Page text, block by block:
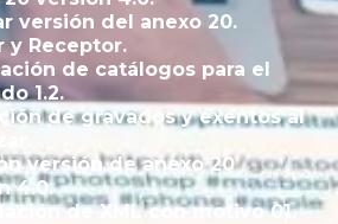
versión del anexo 20.
y Receptor.
de catálogos para el
1.2.
de gravados y exentos al
versión de anexo 20
4.0.
de XML con motivo 01.